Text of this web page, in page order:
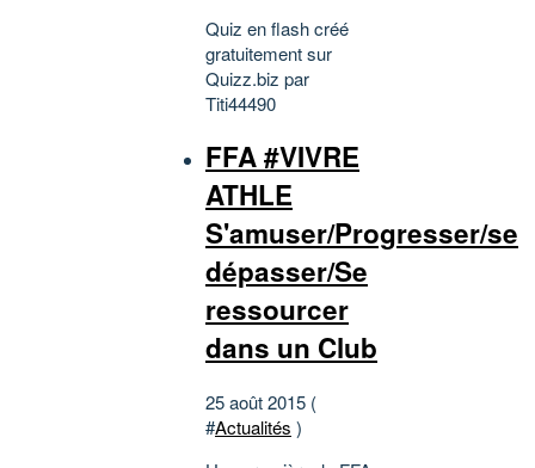
Quiz en flash créé
gratuitement sur
Quizz.biz par
Titi44490
FFA #VIVRE
ATHLE
S'amuser/Progresser/se
dépasser/Se
ressourcer
dans un Club
25 août 2015 (
#Actualités )